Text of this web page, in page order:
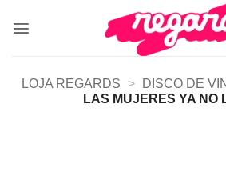
LOJA REGARDS > DISCO DE
LAS MUJERES YA NO